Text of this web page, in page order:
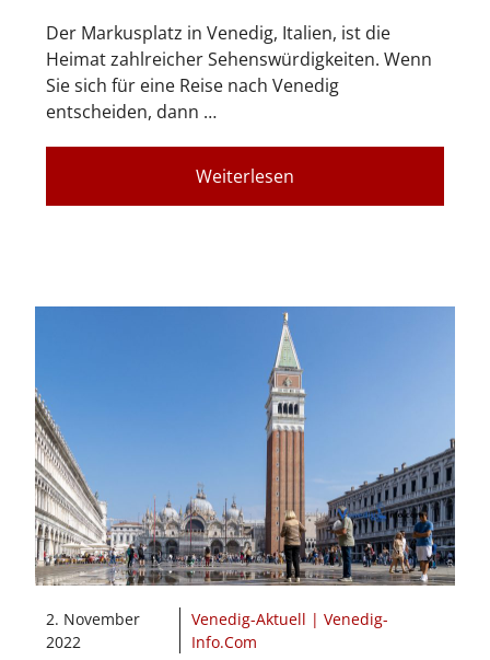
Der Markusplatz in Venedig, Italien, ist die
Heimat zahlreicher Sehenswürdigkeiten. Wenn
Sie sich für eine Reise nach Venedig
entscheiden, dann …
Weiterlesen
2. November
2022
Venedig-Aktuell | Venedig-
Info.Com